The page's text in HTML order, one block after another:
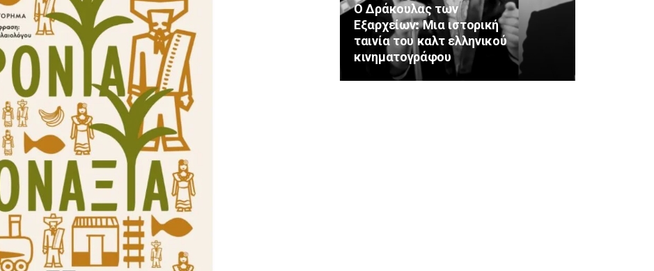
Ο Δράκουλας των
Εξαρχείων: Μια ιστορική
ταινία του καλτ ελληνικού
κινηματογράφου